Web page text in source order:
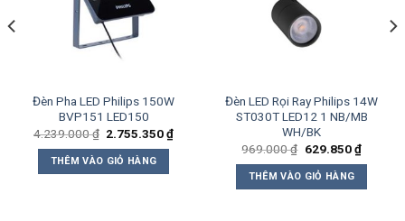
Đèn Pha LED Philips 150W
BVP151 LED150
4.239.000₫ Giá
là:
4.239.000 ₫.
2.755.350₫Giá
THÊM VÀO GIỎ HÀNG
Đèn LED Rọi Ray Philips 14W
ST030T LED12 1 NB/MB
WH/BK
969.000₫ Giá
là:
969.000 ₫.
629.850₫Giá
hiện
THÊM VÀO GIỎ HÀNG